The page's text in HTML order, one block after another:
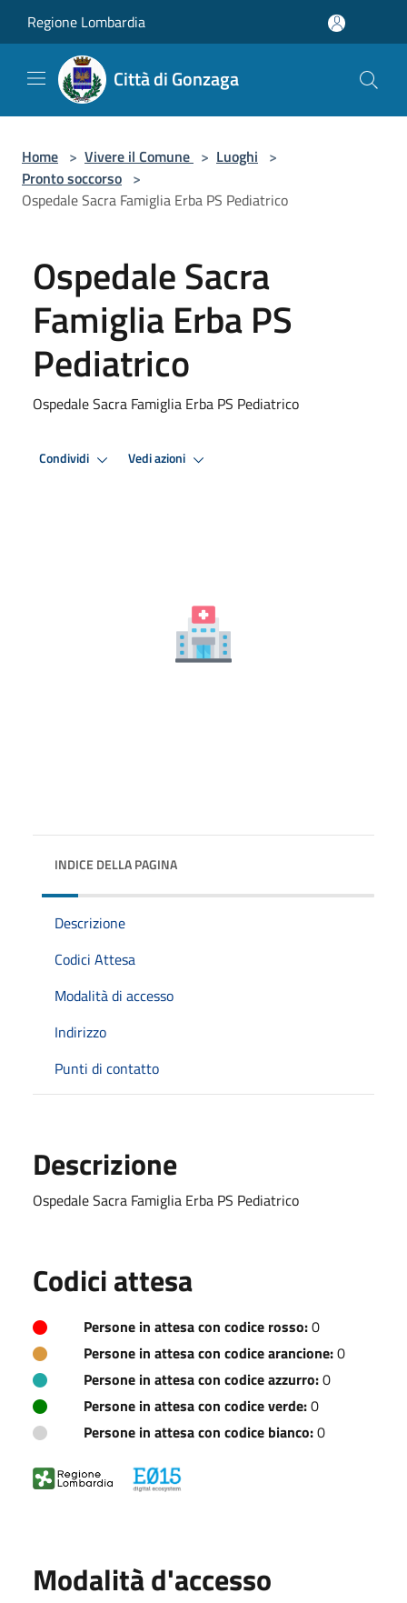
Regione Lombardia
Città di Gonzaga
Home > Vivere il Comune > Luoghi >
Pronto soccorso >
Ospedale Sacra Famiglia Erba PS Pediatrico
Ospedale Sacra
Famiglia Erba PS
Pediatrico
Ospedale Sacra Famiglia Erba PS Pediatrico
Condividi Vedi azioni
INDICE DELLA PAGINA
Descrizione
Codici Attesa
Modalità di accesso
Indirizzo
Punti di contatto
Descrizione
Ospedale Sacra Famiglia Erba PS Pediatrico
Codici attesa
Persone in attesa con codice rosso:0
Persone in attesa con codice arancione:0
Persone in attesa con codice azzurro:0
Persone in attesa con codice verde:0
Persone in attesa con codice bianco:0
Modalità d'accesso